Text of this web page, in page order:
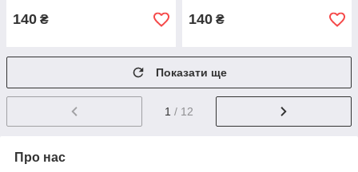
140 ₴ 140 ₴
Показати ще
1 / 12
Про нас